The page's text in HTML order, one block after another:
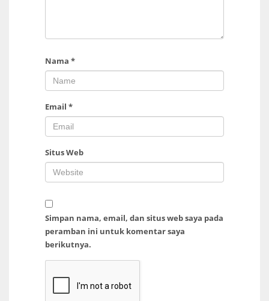
Nama *
Email *
Situs Web
Simpan nama, email, dan situs web saya pada
peramban ini untuk komentar saya
berikutnya.